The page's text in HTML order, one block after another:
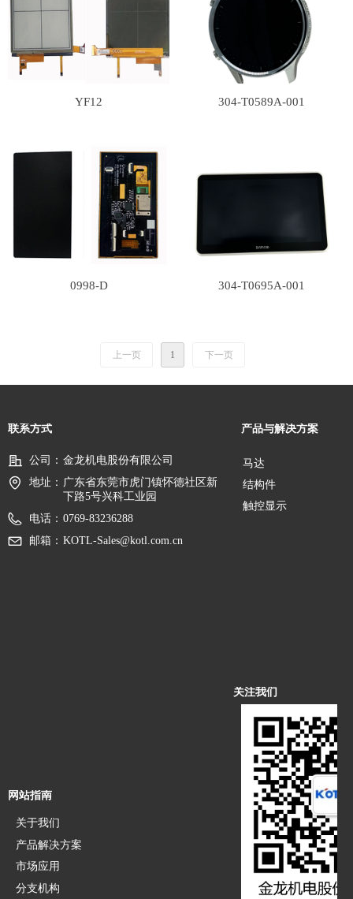
YF12 304-T0589A-001
0998-D 304-T0695A-001
上一页 1 下一页
联系方式
公司： 金龙机电股份有限公司
地址： 广东省东莞市虎门镇怀德社区新
下路5号兴科工业园
电话： 0769-83236288
邮箱： KOTL-Sales@kotl.com.cn
产品与解决方案
马达
结构件
触控显示
网站指南
关于我们
产品解决方案
市场应用
分支机构
关注我们